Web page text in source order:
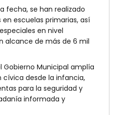
fecha, se han realizado
escuelas primarias, así
en nivel
alcance de más de 6 mil
Gobierno Municipal amplía
desde la infancia,
para la seguridad y
informada y